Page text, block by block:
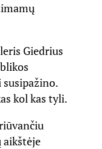
Giedrius
kol kas tyli.
aikštėje